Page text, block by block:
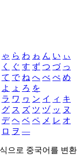
ゃ ら わ ゎ ん い ぃ
く ぐ す ず つ づ っ
て で ね へ べ ぺ め
よ ょ ろ を
ラ ワ ヮ ン イ ィ キ
グ ス ズ ツ ヅ ッ ヌ
デ ヘ ベ ペ メ レ オ
ロ ヲ ―
으로 중국어를 변환